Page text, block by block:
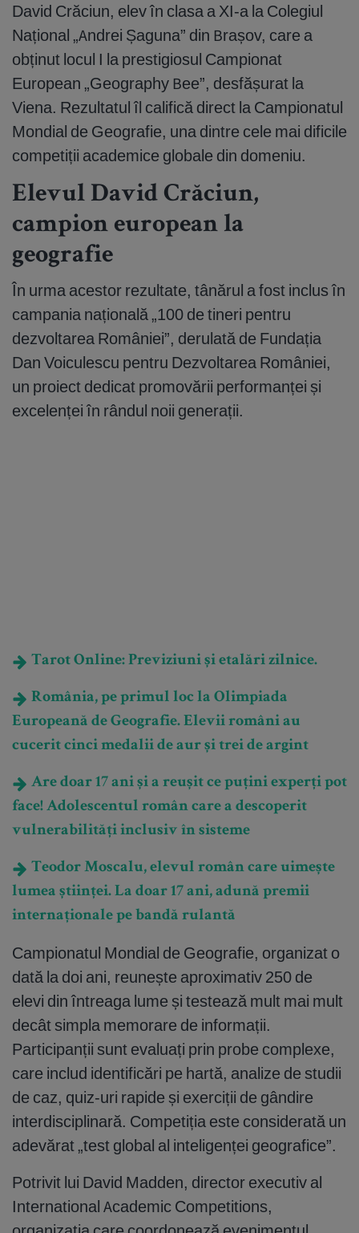
David Crăciun, elev în clasa a XI-a la Colegiul
Național „Andrei Șaguna” din Brașov, care a
obținut locul I la prestigiosul Campionat
European „Geography Bee”, desfășurat la
Viena. Rezultatul îl califică direct la Campionatul
Mondial de Geografie, una dintre cele mai dificile
competiții academice globale din domeniu.
Elevul David Crăciun,
campion european la
geografie
În urma acestor rezultate, tânărul a fost inclus în
campania națională „100 de tineri pentru
dezvoltarea României”, derulată de Fundația
Dan Voiculescu pentru Dezvoltarea României,
un proiect dedicat promovării performanței și
excelenței în rândul noii generații.
Tarot Online: Previziuni și etalări zilnice.
România, pe primul loc la Olimpiada
Europeană de Geografie. Elevii români au
cucerit cinci medalii de aur și trei de argint
Are doar 17 ani și a reușit ce puțini experți pot
face! Adolescentul român care a descoperit
vulnerabilități inclusiv în sisteme
Teodor Moscalu, elevul român care uimește
lumea științei. La doar 17 ani, adună premii
internaționale pe bandă rulantă
Campionatul Mondial de Geografie, organizat o
dată la doi ani, reunește aproximativ 250 de
elevi din întreaga lume și testează mult mai mult
decât simpla memorare de informații.
Participanții sunt evaluați prin probe complexe,
care includ identificări pe hartă, analize de studii
de caz, quiz-uri rapide și exerciții de gândire
interdisciplinară. Competiția este considerată un
adevărat „test global al inteligenței geografice”.
Potrivit lui David Madden, director executiv al
International Academic Competitions,